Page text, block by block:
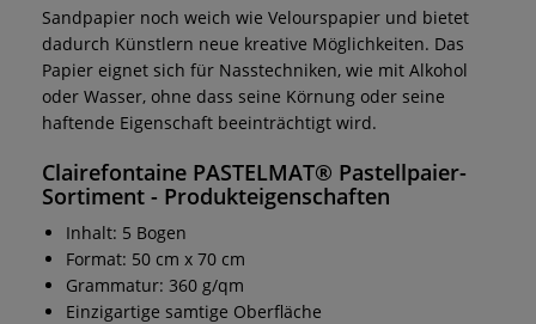
Sandpapier noch weich wie Velourspapier und bietet
dadurch Künstlern neue kreative Möglichkeiten. Das
Papier eignet sich für Nasstechniken, wie mit Alkohol
oder Wasser, ohne dass seine Körnung oder seine
haftende Eigenschaft beeinträchtigt wird.
Clairefontaine PASTELMAT® Pastellpaier-
Sortiment - Produkteigenschaften
Inhalt: 5 Bogen
Format: 50 cm x 70 cm
Grammatur: 360 g/qm
Einzigartige samtige Oberfläche